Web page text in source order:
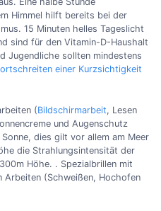
Himmel hilft bereits bei der
15 Minuten helles Tageslicht
sind für den Vitamin-D-Haushalt
Jugendliche sollten mindestens
einer Kurzsichtigkeit
(Bildschirmarbeit, Lesen
und Augenschutz
dies gilt vor allem am Meer
die Strahlungsintensität der
Höhe. . Spezialbrillen mit
(Schweißen, Hochofen